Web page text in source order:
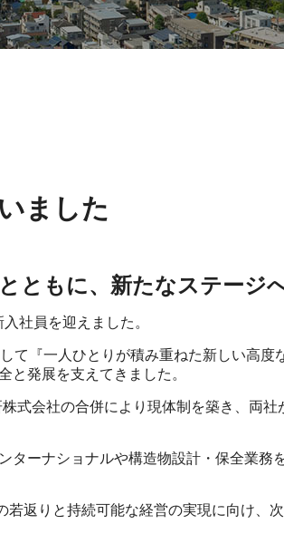
ました
ともに、新たなステージ
社員を迎えました。
て『一人ひとりが積み重ねた新しい高度
と発展を支えてきました。
式会社の合併により現体制を築き、両
ターナショナルや構造物設計・保全業務
返りと持続可能な経営の実現に向け、